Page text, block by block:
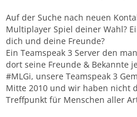
Auf der Suche nach neuen
Multiplayer Spiel deiner Wahl?
dich und deine Freunde?
Ein Teamspeak 3 Server den
dort seine Freunde & Bekannte
#MLGi, unsere Teamspeak 3
Mitte 2010 und wir haben nicht
Treffpunkt für Menschen aller